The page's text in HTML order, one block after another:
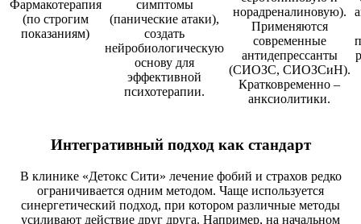
Фармакотерапия
(по строгим
показаниям)
симптомы
(панические атаки),
создать
нейробиологическую
основу для
эффективной
психотерапии.
норадреналиновую).
Применяются
современные
антидепрессанты
(СИОЗС, СИОЗСиН).
Кратковременно –
анксиолитики.
Интегративный подход как стандарт
В клинике «Детокс Сити» лечение фобий и страхов редко
ограничивается одним методом. Чаще используется
синергетический подход, при котором различные методы
усиливают действие друг друга. Например, на начальном